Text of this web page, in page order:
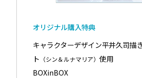
オリジナル購入特典
キャラクターデザイン平井久司描
ト （シン＆ルナマリア）使用
BOXinBOX